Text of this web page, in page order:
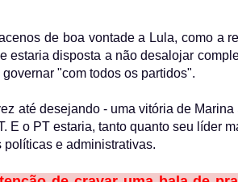
de boa vontade a Lula, como a
disposta a não desalojar
"com todos os partidos".
até desejando - uma vitória de
E o PT estaria, tanto quanto seu líder
e administrativas.